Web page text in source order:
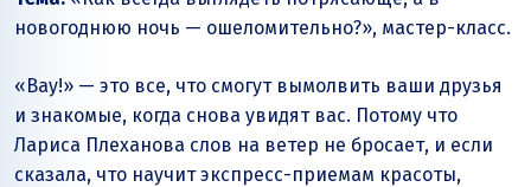
новогоднюю ночь — ошеломительно?», мастер-класс.
«Вау!» — это все, что смогут вымолвить ваши друзья
и знакомые, когда снова увидят вас. Потому что
Лариса Плеханова слов на ветер не бросает, и если
сказала, что научит экспресс-приемам красоты,